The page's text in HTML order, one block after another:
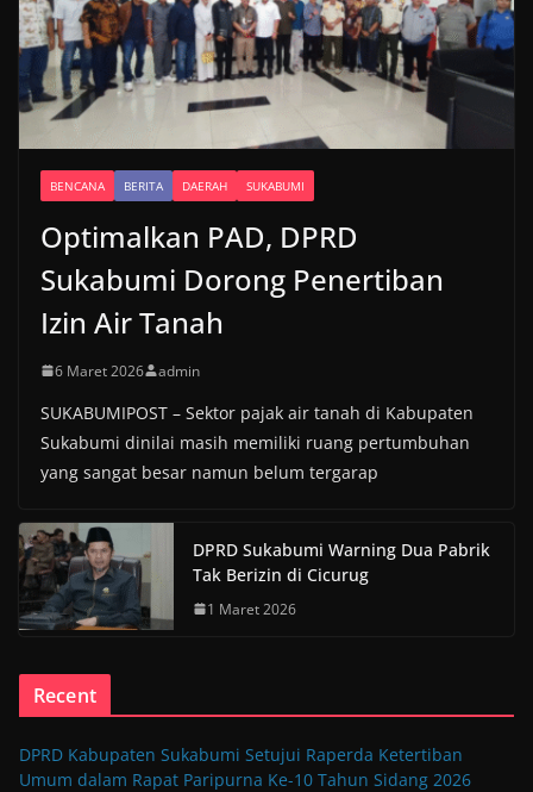
BENCANA BERITA DAERAH SUKABUMI
Optimalkan PAD, DPRD
Sukabumi Dorong Penertiban
Izin Air Tanah
6 Maret 2026 admin
SUKABUMIPOST – Sektor pajak air tanah di Kabupaten
Sukabumi dinilai masih memiliki ruang pertumbuhan
yang sangat besar namun belum tergarap
DPRD Sukabumi Warning Dua Pabrik
Tak Berizin di Cicurug
1 Maret 2026
Recent
DPRD Kabupaten Sukabumi Setujui Raperda Ketertiban
Umum dalam Rapat Paripurna Ke-10 Tahun Sidang 2026